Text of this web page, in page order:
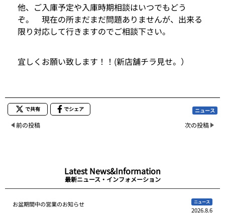
他、ご入庫予定や入庫時期相談はいつでもどう
ぞ。 現在の所まだまだ問題ありませんが、出来る
限り対応して行きますのでご相談下さい。
宜しくお願い致します！！(新店舗チラ見せ。）
で共有 でシェア ニュース
前の投稿 次の投稿
Latest News&Information
最新ニュース・インフォメーション
お盆期間中の営業のお知らせ ニュース
2026.8.6